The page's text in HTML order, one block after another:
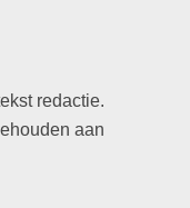
redactie.
aan